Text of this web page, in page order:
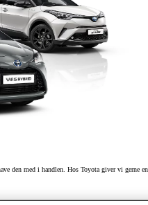
den med i handlen. Hos Toyota giver vi gerne en